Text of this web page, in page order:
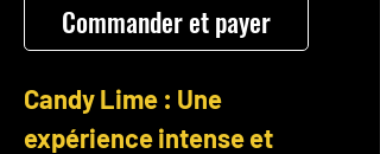
Commander et payer
Candy Lime : Une
expérience intense et